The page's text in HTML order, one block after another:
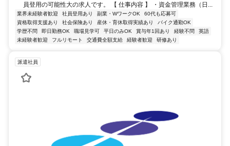
員登用の可能性大の求人です。 【 仕事内容 】 ・資金管理業務（日...
業界未経験者歓迎 社員登用あり 副業・WワークOK
60代も応募可
資格取得支援あり
社会保険あり 産休・育休取得実績あり
バイク通勤OK
学歴不問
即日勤務OK 職場見学可 平日のみOK 賞与年1回あり 経験不問
英語
未経験者歓迎
フルリモート 交通費全額支給 経験者歓迎 研修あり
派遣社員